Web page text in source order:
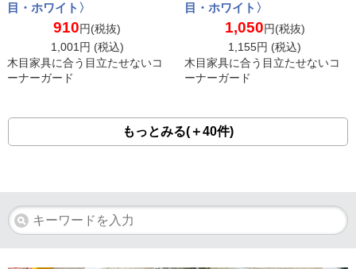
目・ホワイト〉
910円(税抜)
1,001 円 (税込)
木目家具に合う目立たせないコ
ーナーガード
目・ホワイト〉
1,050円(税抜)
1,155円 (税込)
木目家具に合う目立たせないコ
ーナーガード
もっとみる(＋40件)